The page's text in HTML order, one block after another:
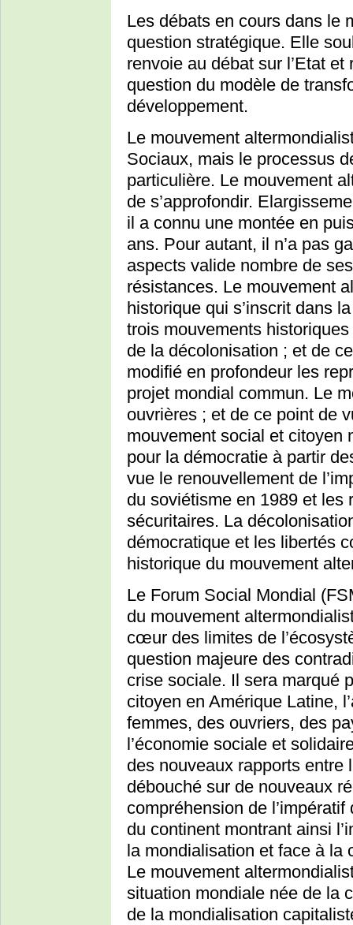
Les débats en cours dans le
question stratégique. Elle
renvoie au débat sur l’Etat
question du modèle de
développement.
Le mouvement
Sociaux, mais le processus
particulière. Le mouvement
de s’approfondir.
il a connu une montée en
ans. Pour autant, il n’a pas
aspects valide nombre de
résistances. Le mouvement
historique qui s’inscrit dans
trois mouvements
de la décolonisation ; et de
modifié en profondeur les
projet mondial commun. Le
ouvrières ; et de ce point de
mouvement social et citoyen
pour la démocratie à partir
vue le renouvellement de
du soviétisme en 1989 et les
sécuritaires. La
démocratique et les libertés
historique du mouvement
Le Forum Social Mondial
du mouvement
cœur des limites de
question majeure des
crise sociale. Il sera marqué
citoyen en Amérique Latine,
femmes, des ouvriers, des
l’économie sociale et
des nouveaux rapports
débouché sur de nouveaux
compréhension de
du continent montrant ainsi
la mondialisation et face à la
Le mouvement
situation mondiale née de la
de la mondialisation